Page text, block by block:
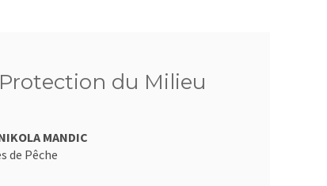
du Milieu
MANDIC
de Pêche